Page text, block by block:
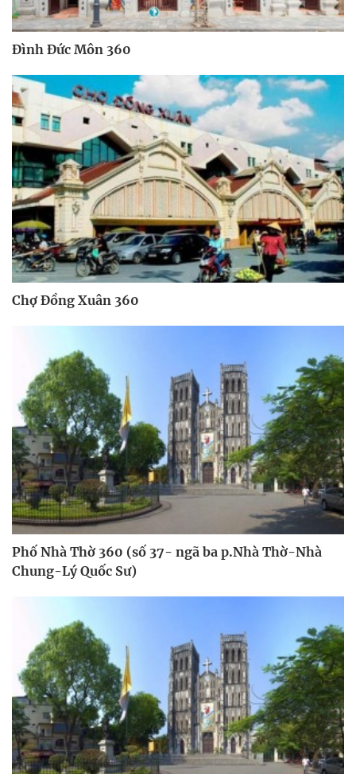
Đình Đức Môn 360
Chợ Đồng Xuân 360
Phố Nhà Thờ 360 (số 37- ngã ba p.Nhà Thờ-Nhà
Chung-Lý Quốc Sư)